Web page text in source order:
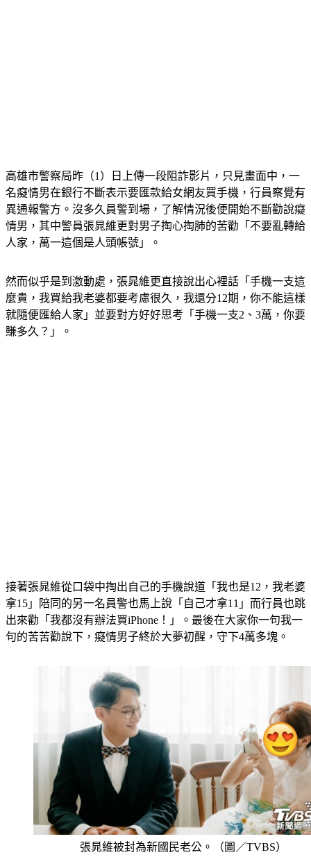
高雄市警察局昨（1）日上傳一段阻詐影片，只見畫面中，一
名癡情男在銀行不斷表示要匯款給女網友買手機，行員察覺有
異通報警方。沒多久員警到場，了解情況後便開始不斷勸說癡
情男，其中警員張晁維更對男子掏心掏肺的苦勸「不要亂轉給
人家，萬一這個是人頭帳號」。
然而似乎是到激動處，張晁維更直接說出心裡話「手機一支這
麼貴，我買給我老婆都要考慮很久，我還分12期，你不能這樣
就隨便匯給人家」並要對方好好思考「手機一支2、3萬，你要
賺多久？」。
接著張晁維從口袋中掏出自己的手機說道「我也是12，我老婆
拿15」陪同的另一名員警也馬上說「自己才拿11」而行員也跳
出來勸「我都沒有辦法買iPhone！」。最後在大家你一句我一
句的苦苦勸說下，癡情男子終於大夢初醒，守下4萬多塊。
張晁維被封為新國民老公。（圖／TVBS）